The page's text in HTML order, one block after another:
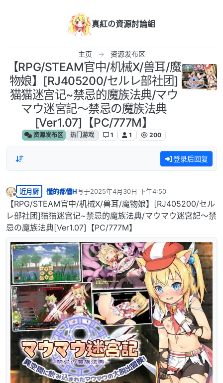
真紅の資源討論組
主页 资源发布区
【RPG/STEAM官中/机械X/兽耳/魔
物娘】[RJ405200/セルレ部社团]
猫猫迷宫记~禁忌的魔族法典/マウ
マウ迷宮記～禁忌の魔族法典
[Ver1.07]【PC/777M】
资源发布区 热门游戏 1 1 200
登录后回复
离线
近月厨 懂的都懂H写于2025年4月30日 下午4:50
最后由 编辑
【RPG/STEAM官中/机械X/兽耳/魔物娘】[RJ405200/セル
レ部社团]猫猫迷宫记~禁忌的魔族法典/マウマウ迷宮記～禁
忌の魔族法典[Ver1.07]【PC/777M】